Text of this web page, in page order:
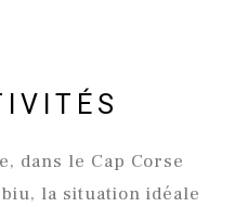
dans le Cap Corse
la situation idéale